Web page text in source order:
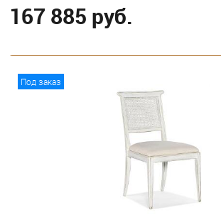
167 885 руб.
Под заказ